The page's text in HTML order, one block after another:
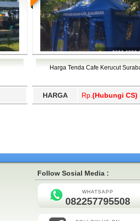
Harga Tenda Cafe Kerucut
HARGA Rp. (Hubungi CS)
Follow Sosial Media :
WHATSAPP
082257795508